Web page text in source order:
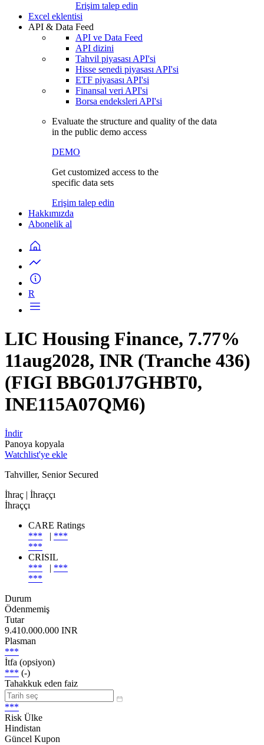
Erişim talep edin
Excel eklentisi
API & Data Feed
API ve Data Feed
API dizini
Tahvil piyasası API'si
Hisse senedi piyasası API'si
ETF piyasası API'si
Finansal veri API'si
Borsa endeksleri API'si
Evaluate the structure and quality of the data
in the public demo access
DEMO
Get customized access to the
specific data sets
Erişim talep edin
Hakkımızda
Abonelik al
R
LIC Housing Finance, 7.77%
11aug2028, INR (Tranche 436)
(FIGI BBG01J7GHBT0,
INE115A07QM6)
İndir
Panoya kopyala
Watchlist'ye ekle
Tahviller, Senior Secured
İhraç | İhraççı
İhraççı
CARE Ratings
***
| ***
***
CRISIL
***
| ***
***
Durum
Ödenmemiş
Tutar
9.410.000.000 INR
Plasman
***
İtfa (opsiyon)
*** (-)
Tahakkuk eden faiz
***
Risk Ülke
Hindistan
Güncel Kupon